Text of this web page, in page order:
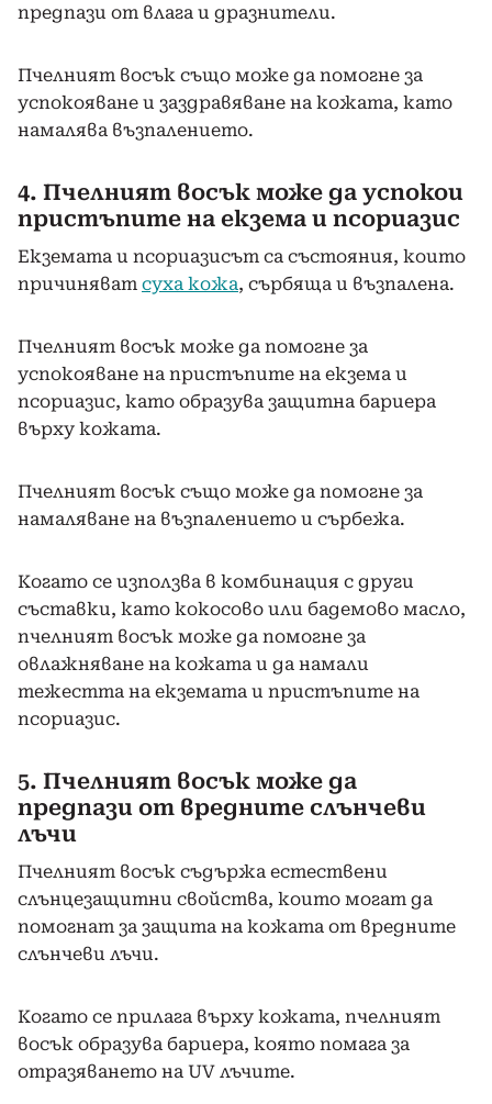
предпази от влага и дразнители.
Пчелният восък също може да помогне за
успокояване и заздравяване на кожата, като
намалява възпалението.
4. Пчелният восък може да успокои
пристъпите на екзема и псориазис
Екземата и псориазисът са състояния, които
причиняват суха кожа, сърбяща и възпалена.
Пчелният восък може да помогне за
успокояване на пристъпите на екзема и
псориазис, като образува защитна бариера
върху кожата.
Пчелният восък също може да помогне за
намаляване на възпалението и сърбежа.
Когато се използва в комбинация с други
съставки, като кокосово или бадемово масло,
пчелният восък може да помогне за
овлажняване на кожата и да намали
тежестта на екземата и пристъпите на
псориазис.
5. Пчелният восък може да
предпази от вредните слънчеви
лъчи
Пчелният восък съдържа естествени
слънцезащитни свойства, които могат да
помогнат за защита на кожата от вредните
слънчеви лъчи.
Когато се прилага върху кожата, пчелният
восък образува бариера, която помага за
отразяването на UV лъчите.